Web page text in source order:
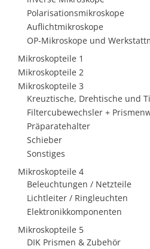
Polarisationsmikroskope
Auflichtmikroskope
OP-Mikroskope und
Mikroskopteile 1
Mikroskopteile 2
Mikroskopteile 3
Kreuztische, Drehtische und
Filtercubewechsler +
Präparatehalter
Schieber
Sonstiges
Mikroskopteile 4
Beleuchtungen / Netzteile
Lichtleiter / Ringleuchten
Elektronikkomponenten
Mikroskopteile 5
DIK Prismen & Zubehör